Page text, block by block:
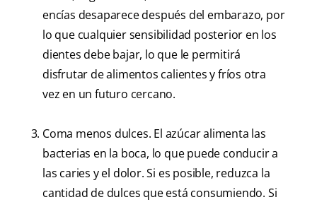
encías desaparece después del embarazo, por
lo que cualquier sensibilidad posterior en los
dientes debe bajar, lo que le permitirá
disfrutar de alimentos calientes y fríos otra
vez en un futuro cercano.
Coma menos dulces. El azúcar alimenta las
bacterias en la boca, lo que puede conducir a
las caries y el dolor. Si es posible, reduzca la
cantidad de dulces que está consumiendo. Si